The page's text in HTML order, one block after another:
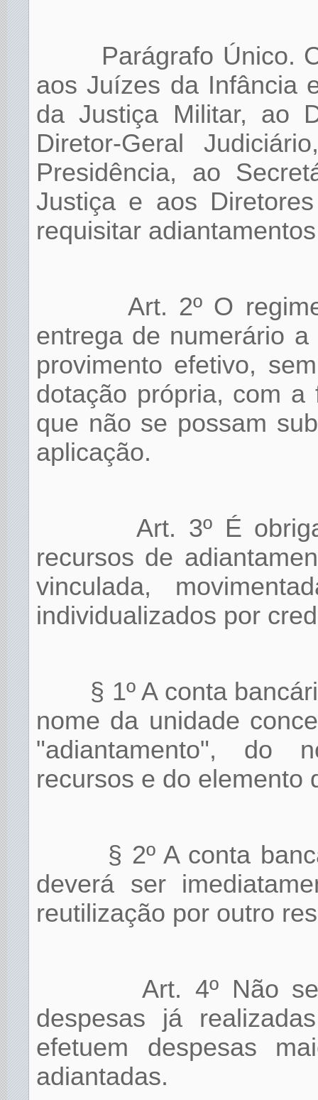
Parágrafo Único.
aos Juízes da Infância
da Justiça Militar, ao
Diretor-Geral
Presidência, ao
Justiça e aos
requisitar
Art. 2º O
entrega de numerário a
provimento efetivo,
dotação própria, com a
que não se possam
aplicação.
Art. 3º É
recursos de
vinculada,
individualizados por
§ 1º A conta
nome da unidade
"adiantamento", do
recursos e do elemento
§ 2º A conta
deverá ser
reutilização por outro
Art. 4º Não
despesas já
efetuem despesas
adiantadas.